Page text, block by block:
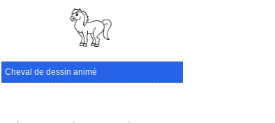
Cheval de dessin animé